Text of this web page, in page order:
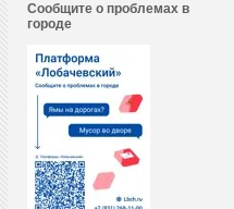
Сообщите о проблемах в
городе